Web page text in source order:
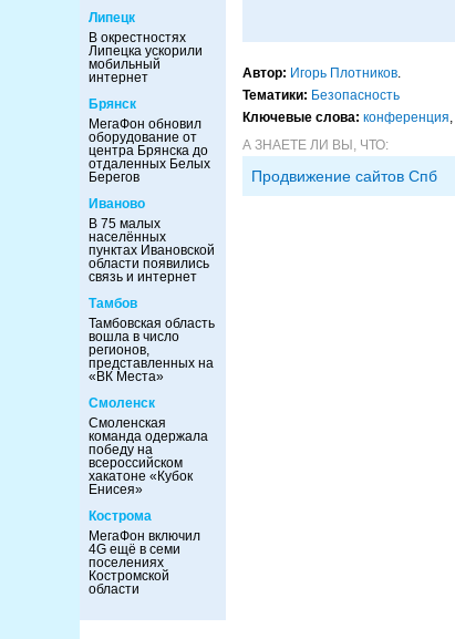
Липецк
В окрестностях
Липецка ускорили
мобильный
интернет
Брянск
МегаФон обновил
оборудование от
центра Брянска до
отдаленных Белых
Берегов
Иваново
В 75 малых
населённых
пунктах Ивановской
области появились
связь и интернет
Тамбов
Тамбовская область
вошла в число
регионов,
представленных на
«ВК Места»
Смоленск
Смоленская
команда одержала
победу на
всероссийском
хакатоне «Кубок
Енисея»
Кострома
МегаФон включил
4G ещё в семи
поселениях
Костромской
области
Автор: Игорь Плотников.
Тематики: Безопасность
Ключевые слова: конференция,
А ЗНАЕТЕ ЛИ ВЫ, ЧТО:
Продвижение сайтов Спб